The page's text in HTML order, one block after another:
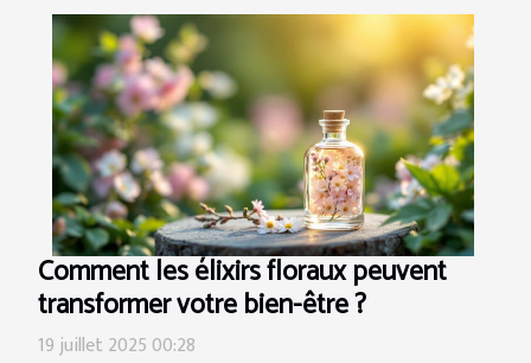
Comment les élixirs floraux peuvent
transformer votre bien-être ?
19 juillet 2025 00:28